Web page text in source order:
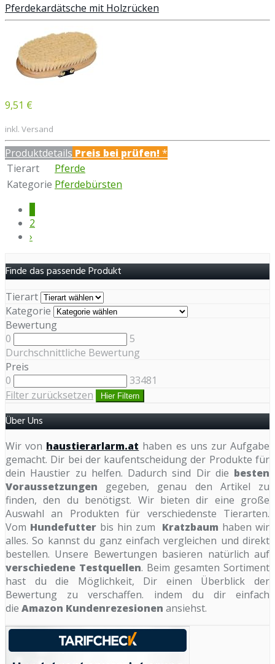
Pferdekardätsche mit Holzrücken
9,51 €
inkl. Versand
Produktdetails Preis bei prüfen!*
Tierart
Pferde
Kategorie Pferdebürsten
2
›
Finde das passende Produkt
Tierart
Kategorie
Bewertung
0
5
Durchschnittliche Bewertung
Preis
0
33481
Filter zurücksetzen
Hier Filtern
Über Uns
Wir von haustierarlarm.at haben es uns zur Aufgabe
gemacht. Dir bei der kaufentscheidung der Produkte für
dein Haustier zu helfen. Dadurch sind Dir die besten
Voraussetzungen gegeben, genau den Artikel zu
finden, den du benötigst. Wir bieten dir eine große
Auswahl an Produkten für verschiedenste Tierarten.
Vom Hundefutter bis hin zum Kratzbaum haben wir
alles. So kannst du ganz einfach vergleichen und direkt
bestellen. Unsere Bewertungen basieren natürlich auf
verschiedene Testquellen. Beim gesamten Sortiment
hast du die Möglichkeit, Dir einen Überblick der
Bewertung zu verschaffen. indem du dir einfach
die Amazon Kundenrezesionen ansiehst.